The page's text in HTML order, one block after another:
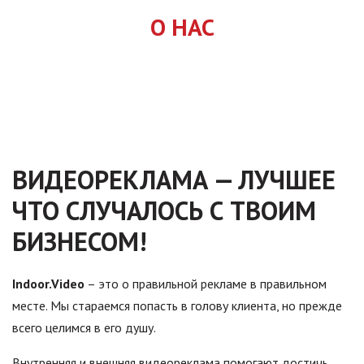
Надстройка нетривиальная. Импликация,
О НАС
ВИДЕОРЕКЛАМА — ЛУЧШЕЕ
ЧТО СЛУЧАЛОСЬ С ТВОИМ
БИЗНЕСОМ!
Indoor.Video – это о правильной рекламе в правильном
месте. Мы стараемся попасть в голову клиента, но прежде
всего целимся в его душу.